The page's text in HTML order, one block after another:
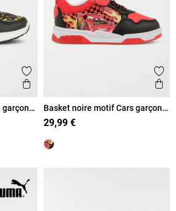
Ajouter aux favoris
Aperçu rapide
garçon
Basket noire motif Cars garçon
(24-30)
29,99 €